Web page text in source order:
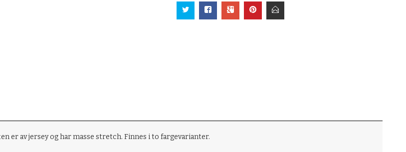
er av jersey og har masse stretch. Finnes i to fargevarianter.